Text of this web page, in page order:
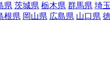
県 茨城県 栃木県 群馬県 埼
根県 岡山県 広島県 山口県